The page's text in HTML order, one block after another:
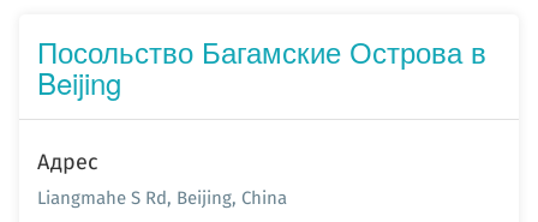
Посольство Багамские Острова в
Beijing
Адрес
Liangmahe S Rd, Beijing, China